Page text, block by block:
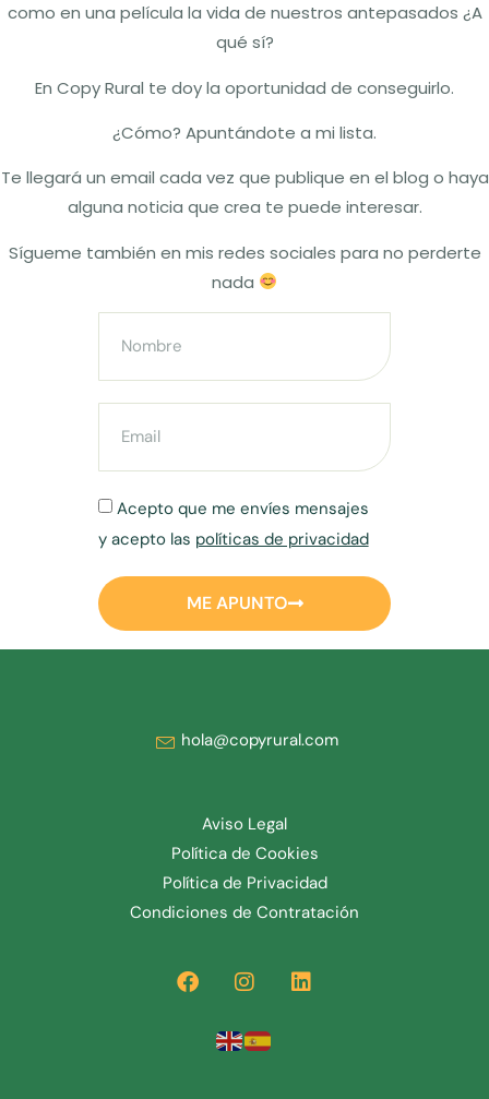
como en una película la vida de nuestros antepasados ¿A
qué sí?
En Copy Rural te doy la oportunidad de conseguirlo.
¿Cómo? Apuntándote a mi lista.
Te llegará un email cada vez que publique en el blog o haya
alguna noticia que crea te puede interesar.
Sígueme también en mis redes sociales para no perderte
nada
Acepto que me envíes mensajes
y acepto las políticas de privacidad
ME APUNTO
hola@copyrural.com
Aviso Legal
Política de Cookies
Política de Privacidad
Condiciones de Contratación